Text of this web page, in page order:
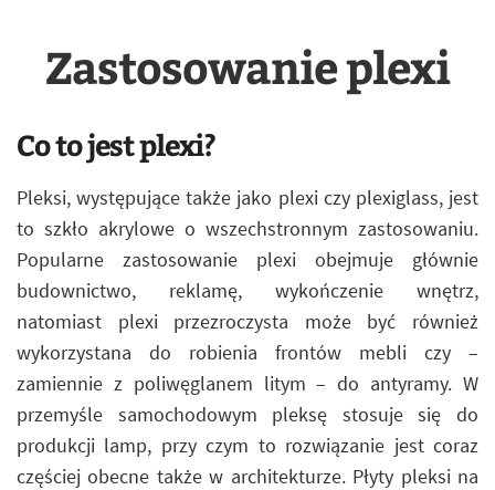
Zastosowanie plexi
Co to jest plexi?
Pleksi, występujące także jako plexi czy plexiglass, jest
to szkło akrylowe o wszechstronnym zastosowaniu.
Popularne zastosowanie plexi obejmuje głównie
budownictwo, reklamę, wykończenie wnętrz,
natomiast plexi przezroczysta może być również
wykorzystana do robienia frontów mebli czy –
zamiennie z poliwęglanem litym – do antyramy. W
przemyśle samochodowym pleksę stosuje się do
produkcji lamp, przy czym to rozwiązanie jest coraz
częściej obecne także w architekturze. Płyty pleksi na